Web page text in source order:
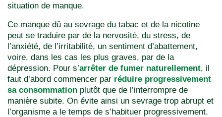
situation de manque.
Ce manque dû au sevrage du tabac et de la nicotine
peut se traduire par de la nervosité, du stress, de
l’anxiété, de l’irritabilité, un sentiment d’abattement,
voire, dans les cas les plus graves, par de la
dépression. Pour s’arrêter de fumer naturellement, il
faut d’abord commencer par réduire progressivement
sa consommation plutôt que de l’interrompre de
manière subite. On évite ainsi un sevrage trop abrupt et
l’organisme a le temps de s’habituer progressivement.